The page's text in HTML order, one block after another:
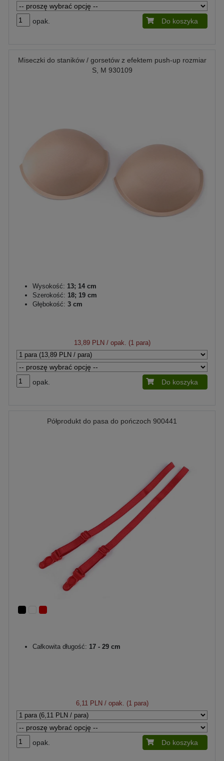
opak. Do koszyka
Miseczki do staników / gorsetów z efektem push-up rozmiar
S, M 930109
Wysokość: 13; 14 cm
Szerokość: 18; 19 cm
Głębokość: 3 cm
13,89 PLN/ opak. (1 para)
opak. Do koszyka
Półprodukt do pasa do pończoch 900441
Całkowita długość: 17 - 29 cm
6,11 PLN / opak. (1 para)
opak. Do koszyka